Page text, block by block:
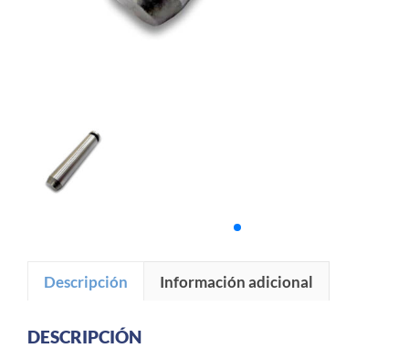
Descripción Información adicional
DESCRIPCIÓN